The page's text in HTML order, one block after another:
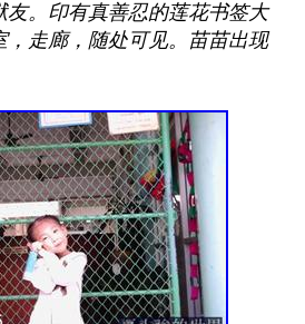
。印有真善忍的莲花书签大
，走廊，随处可见。苗苗出现